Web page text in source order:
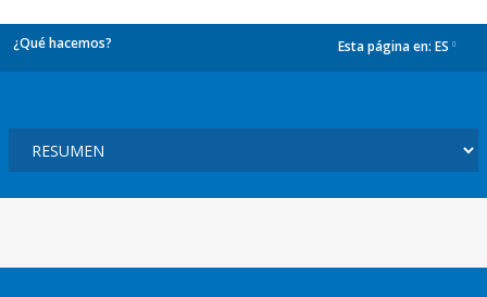
¿Qué hacemos? Esta página en: ES